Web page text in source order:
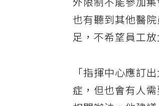
外限制不能參加
也有聽到其他醫
足，不希望員工放
「指揮中心應訂
症，但也會有人